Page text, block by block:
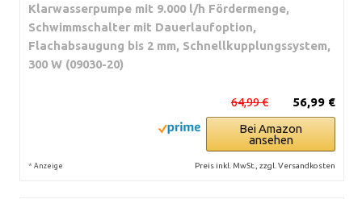
Klarwasserpumpe mit 9.000 l/h Fördermenge,
Schwimmschalter mit Dauerlaufoption,
Flachabsaugung bis 2 mm, Schnellkupplungssystem,
300 W (09030-20)
56,99 €
64,99 €
Bei Amazon
ansehen
* Anzeige Preis inkl. MwSt., zzgl. Versandkosten